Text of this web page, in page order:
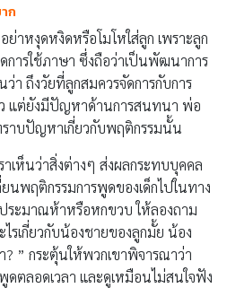
ก
าหงุดหงิดหรือโมโหใส่ลูก เพราะลูก
การใช้ภาษา ซึ่งถือว่าเป็นพัฒนาการ
ถึงวัยที่ลูกสมควรจัดการกับการ
แต่ยังมีปัญหาด้านการสนทนา พ่อ
ราบปัญหาเกี่ยวกับพฤติกรรมนั้น
าเห็นว่าสิ่งต่างๆ ส่งผลกระทบบุคคล
นพฤติกรรมการพูดของเด็กไปในทาง
ระมาณห้าหรือหกขวบ ให้ลองถาม
ไรเกี่ยวกับน้องชายของลูกมั้ย น้อง
” กระตุ้นให้พวกเขาพิจารณาว่า
ดตลอดเวลา และดูเหมือนไม่สนใจฟัง